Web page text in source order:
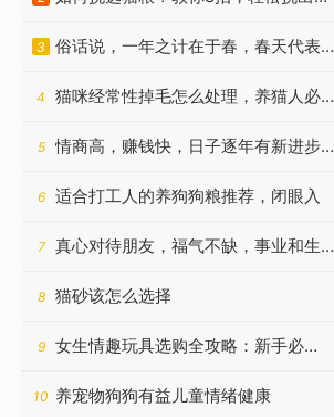
质猫粮！
3
俗话说，一年之计在于春，春天代表着
朝气蓬勃、代表着希望
4
猫咪经常性掉毛怎么处理，养猫人必
看！
5
情商高，赚钱快，日子逐年有新进步的
四个星座，今年更好
6 适合打工人的养狗狗粮推荐，闭眼入
7
真心对待朋友，福气不缺，事业和生意
蒸蒸日上的四个星座
8 猫砂该怎么选择
9
女生情趣玩具选购全攻略：新手必
读！！！
10 养宠物狗狗有益儿童情绪健康